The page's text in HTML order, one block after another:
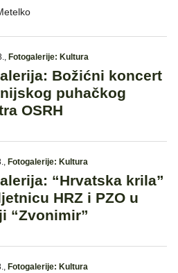
, Fotogalerije: Kultura
Božićni koncert
puhačkog
OSRH
, Fotogalerije: Kultura
“Hrvatska krila”
HRZ i PZO u
“Zvonimir”
, Fotogalerije: Kultura